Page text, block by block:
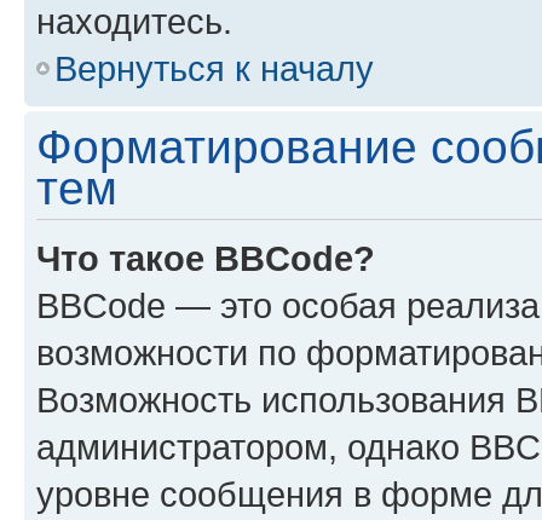
находитесь.
Вернуться к началу
Форматирование
тем
Что такое BBCode?
BBCode — это особая
возможности по
Возможность использования
администратором, однако
уровне сообщения в форме